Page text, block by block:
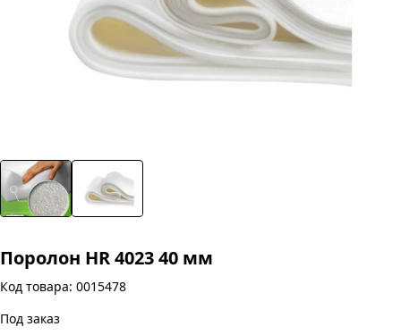
Поролон HR 4023 40 мм
Код товара: 0015478
Под заказ